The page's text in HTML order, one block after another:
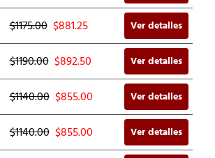
$1175.00 $881.25 Ver detalles
$1190.00 $892.50 Ver detalles
$1140.00 $855.00 Ver detalles
$1140.00 $855.00 Ver detalles